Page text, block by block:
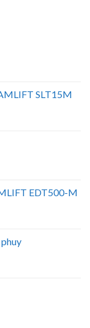
SLT15M
EDT500-M